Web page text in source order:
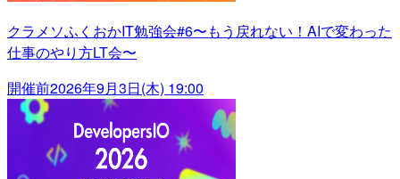
クラメソふくおかIT勉強会#6〜もう戻れない！AIで変わった
仕事のやり方LT会〜
開催前2026年9月3日(木) 19:00